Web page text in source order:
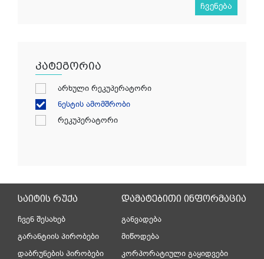
ჩვენება
კატეგორია
არხული რეკუპერატორი
ნესტის ამომშრობი
რეკუპერატორი
საიტის რუქა
ჩვენ შესახებ
გარანტიის პირობები
დაბრუნების პირობები
დამატებითი ინფორმაცია
განვადება
მიწოდება
კორპორატიული გაყიდვები